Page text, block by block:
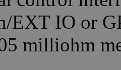
EXT IO or
milliohm